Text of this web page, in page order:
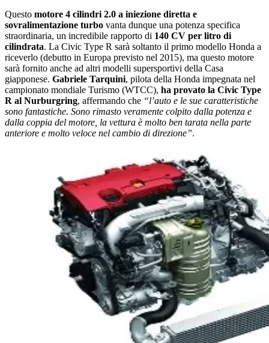
Questo motore 4 cilindri 2.0 a iniezione diretta e
sovralimentazione turbo vanta dunque una potenza specifica
straordinaria, un incredibile rapporto di 140 CV per litro di
cilindrata. La Civic Type R sarà soltanto il primo modello Honda a
riceverlo (debutto in Europa previsto nel 2015), ma questo motore
sarà fornito anche ad altri modelli supersportivi della Casa
giapponese. Gabriele Tarquini, pilota della Honda impegnata nel
campionato mondiale Turismo (WTCC), ha provato la Civic Type
R al Nurburgring, affermando che “l’auto e le sue caratteristiche
sono fantastiche. Sono rimasto veramente colpito dalla potenza e
dalla coppia del motore, la vettura è molto ben tarata nella parte
anteriore e molto veloce nel cambio di direzione”.